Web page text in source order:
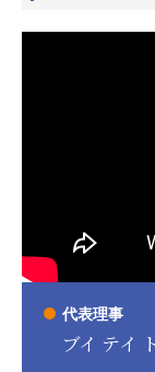
代表理事
ブイ テイ